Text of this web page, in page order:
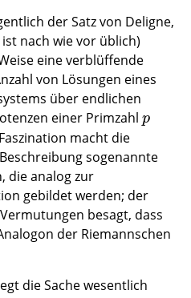
der Satz von Deligne,
nach wie vor üblich)
eine verblüffende
von Lösungen eines
über endlichen
einer Primzahlp
p
macht die
sogenannte
die analog zur
gebildet werden; der
besagt, dass
der Riemannschen
die Sache wesentlich